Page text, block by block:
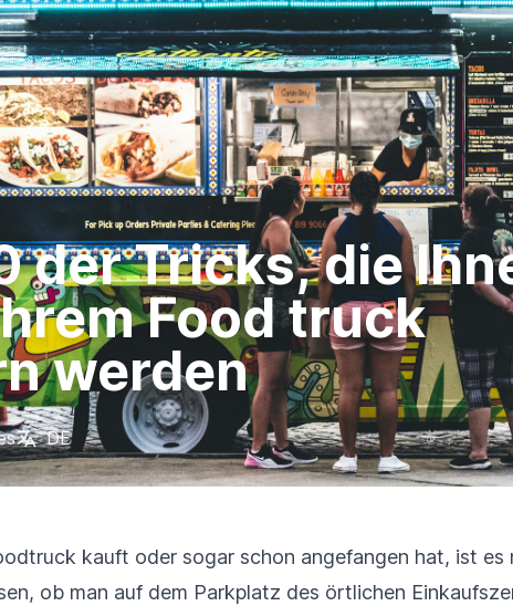
der Tricks, die
Food truck
werden
DE
kauft oder sogar schon angefangen hat, ist es
ob man auf dem Parkplatz des örtlichen